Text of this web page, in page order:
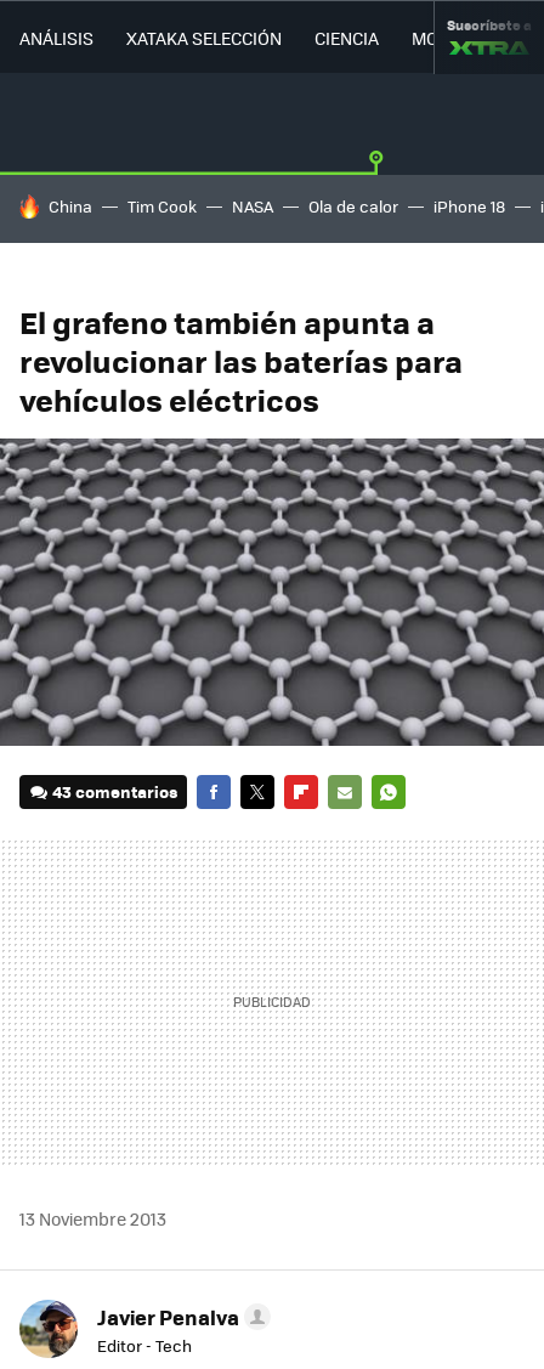
ANÁLISIS XATAKA SELECCIÓN CIENCIA MOVILIDAD
Suscríbete a
HOY SE HABLA DE
China Tim Cook NASA Ola de calor iPhone 18
El grafeno también apunta a
revolucionar las baterías para
vehículos eléctricos
43 comentarios
MAIL
13 Noviembre 2013
Javier Penalva
Editor - Tech